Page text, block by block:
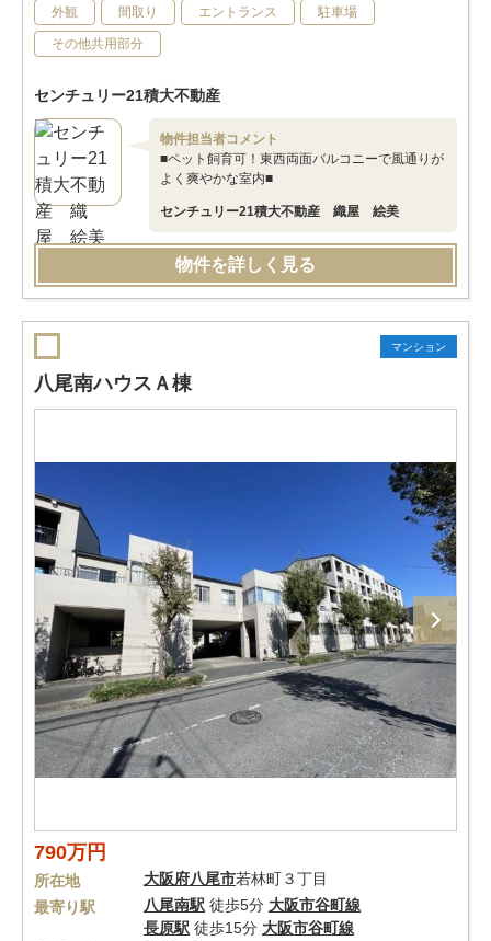
外観 間取り エントランス 駐車場
その他共用部分
センチュリー21積大不動産
物件担当者コメント
■ペット飼育可！東西両面バルコニーで風通りが
よく爽やかな室内■
センチュリー21積大不動産 織屋 絵美
物件を詳しく見る
マンション
八尾南ハウスＡ棟
790万円
所在地 大阪府八尾市若林町３丁目
最寄り駅
八尾南駅 徒歩5分 大阪市谷町線
長原駅 徒歩15分 大阪市谷町線